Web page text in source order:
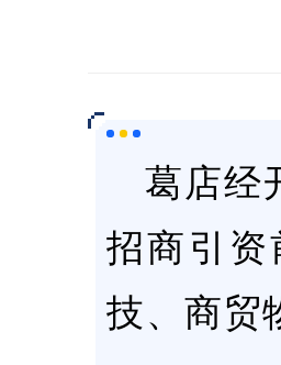
葛店经
招商引
技、商贸